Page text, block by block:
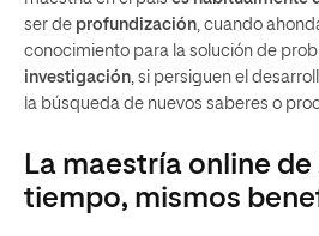
ser de profundización , cuando
conocimiento para la solución de
investigación , si persiguen el
la búsqueda de nuevos saberes o
La maestría online de
tiempo, mismos